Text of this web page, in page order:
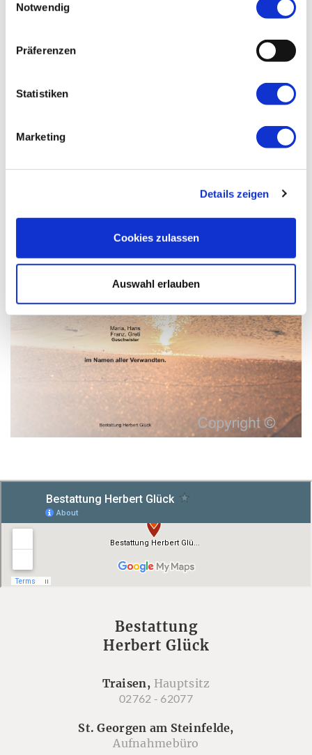
Notwendig
Präferenzen
Statistiken
Marketing
Details zeigen
Cookies zulassen
Auswahl erlauben
Bestattung
Herbert Glück
Traisen, Hauptsitz
02762 - 62077
St. Georgen am Steinfelde,
Aufnahmebüro